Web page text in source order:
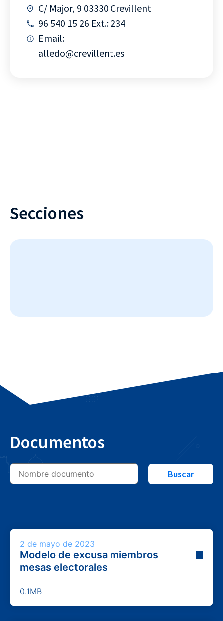
C/ Major, 9 03330 Crevillent
96 540 15 26 Ext.: 234
Email:
alledo@crevillent.es
Secciones
Documentos
Buscar
2 de mayo de 2023
Modelo de excusa miembros
mesas electorales
0.1MB